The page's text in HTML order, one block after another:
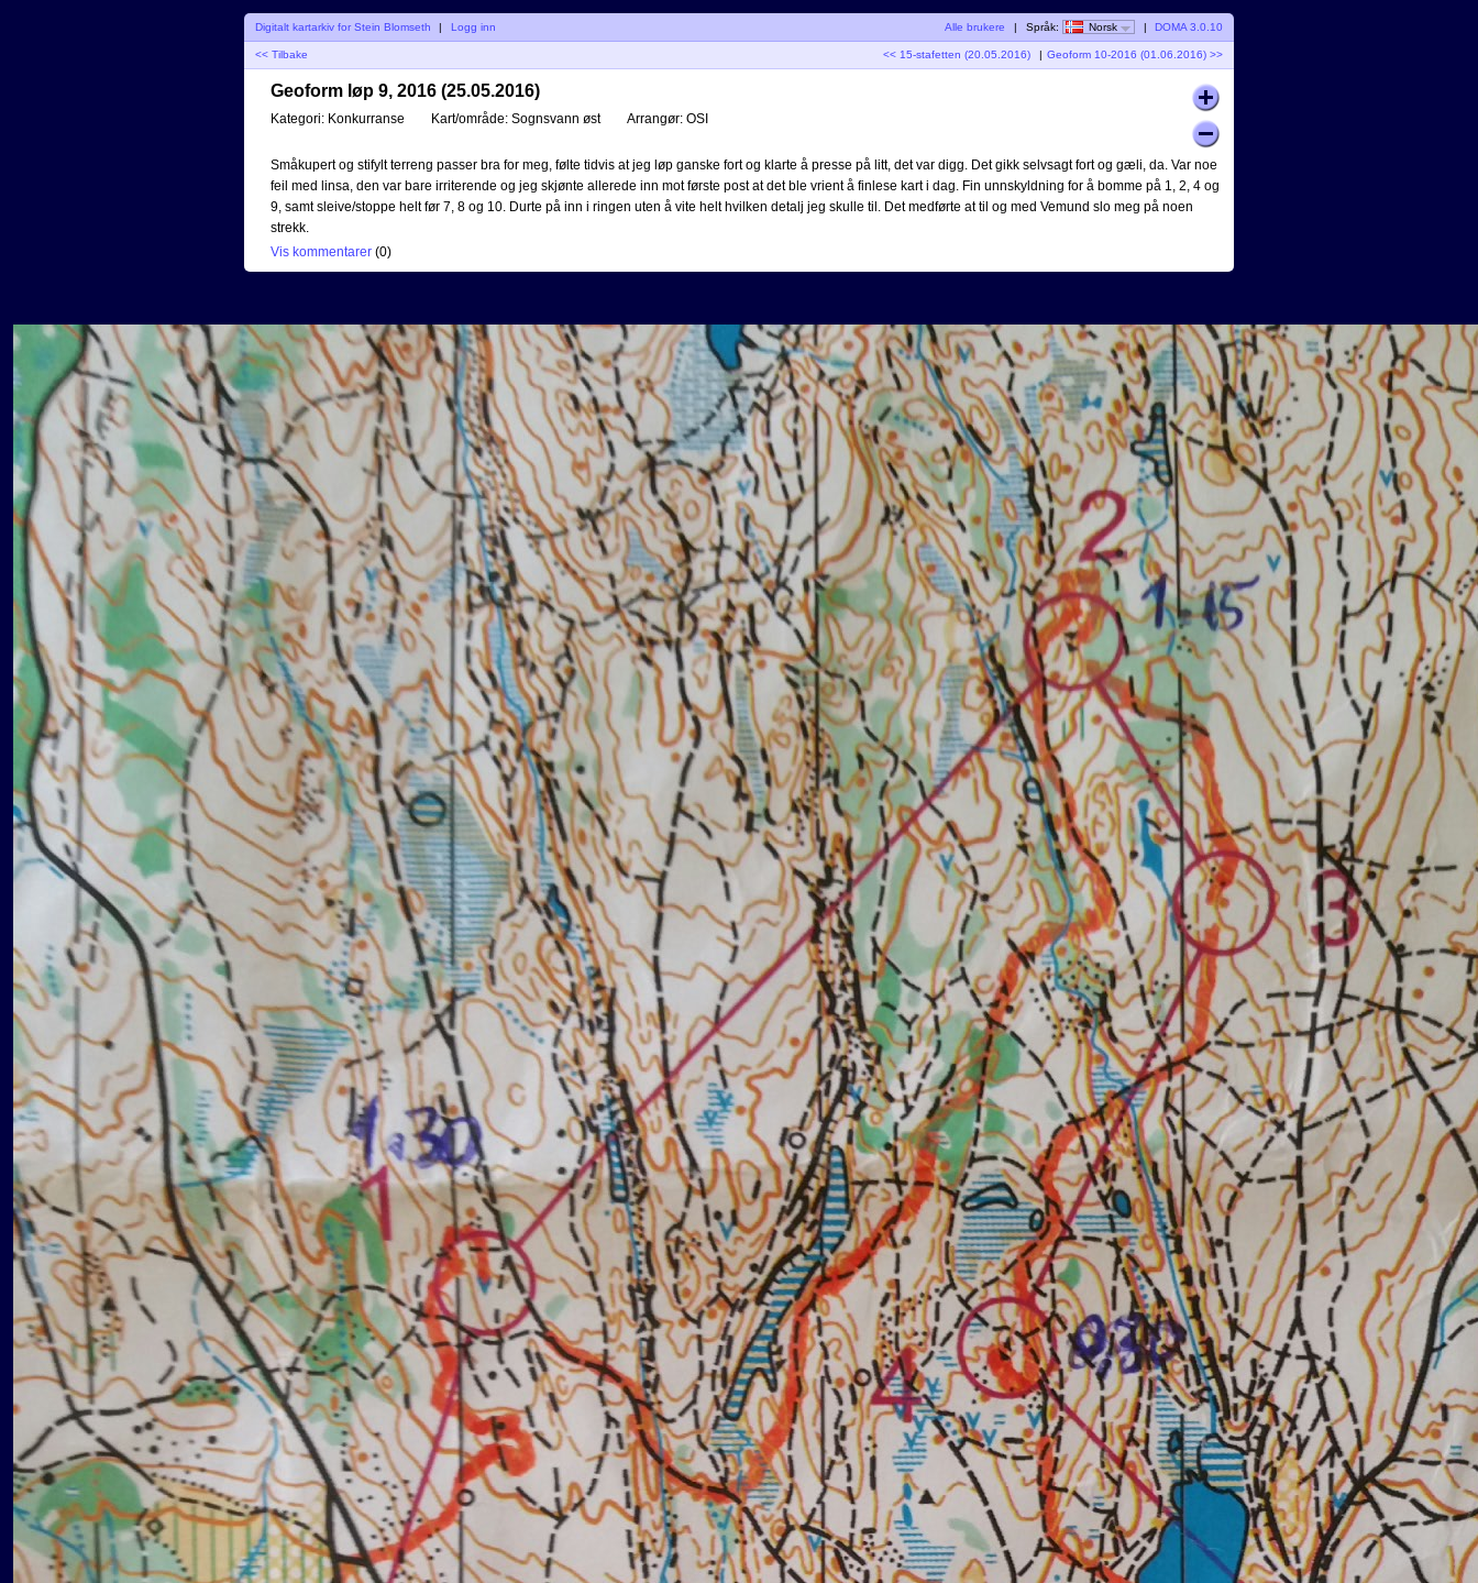
Digitalt kartarkiv for Stein Blomseth | Logg inn Alle brukere | Språk: Norsk | DOMA 3.0.10
<< Tilbake << 15-stafetten (20.05.2016) Geoform 10-2016 (01.06.2016) >>
Geoform løp 9, 2016 (25.05.2016)
Kategori: Konkurranse Kart/område: Sognsvann øst Arrangør: OSI
Småkupert og stifylt terreng passer bra for meg, følte tidvis at jeg løp ganske fort og klarte å presse på litt, det var digg. Det gikk selvsagt fort og gæli, da. Var noe
feil med linsa, den var bare irriterende og jeg skjønte allerede inn mot første post at det ble vrient å finlese kart i dag. Fin unnskyldning for å bomme på 1, 2, 4 og
9, samt sleive/stoppe helt før 7, 8 og 10. Durte på inn i ringen uten å vite helt hvilken detalj jeg skulle til. Det medførte at til og med Vemund slo meg på noen
strekk.
Vis kommentarer (0)